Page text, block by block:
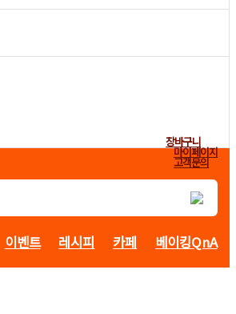
장바구니
마이페이지
고객문의
이벤트 레시피 카페 베이킹QnA